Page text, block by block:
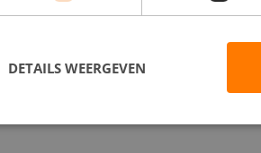
DETAILS WEERGEVEN